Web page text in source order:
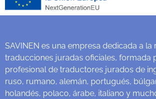
SAVINEN es una empresa dedicada a la
traducciones juradas oficiales, formada
profesional de traductores jurados de
ruso, rumano, alemán, portugués,
holandés, polaco, árabe, italiano y